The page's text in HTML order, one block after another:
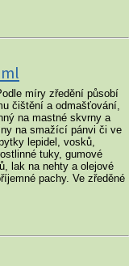
míry zředění působí
čištění a odmašťování,
na mastné skvrny a
na smažící pánvi či ve
lepidel, vosků,
tuky, gumové
lak na nehty a olejové
pachy. Ve zředěné